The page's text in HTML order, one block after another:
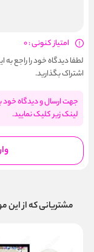
امتیاز کنونی : 0
لطفا دیدگاه خود را راجع به
اشتراک بگذارید.
جهت ارسال و دیدگاه خود
لینک زیر کلیک نمایید.
مشتریانی که از این